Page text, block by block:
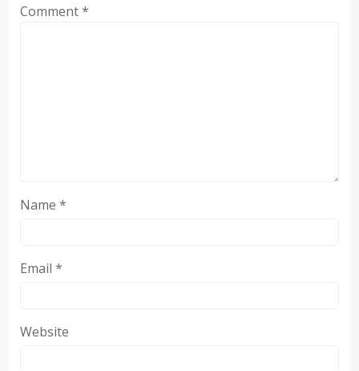
Comment*
Name *
Email *
Website